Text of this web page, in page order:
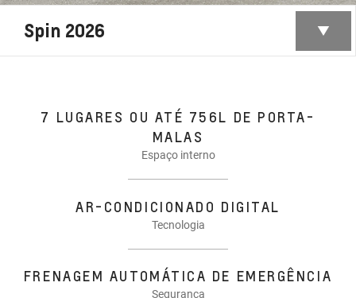
Spin 2026
7 LUGARES OU ATÉ 756L DE PORTA-
MALAS
Espaço interno
AR-CONDICIONADO DIGITAL
Tecnologia
FRENAGEM AUTOMÁTICA DE EMERGÊNCIA
Segurança